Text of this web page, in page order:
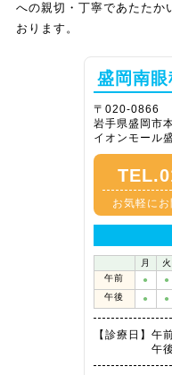
への親切・丁寧であたたか
おります。
盛岡南眼
〒020-0866
岩手県盛岡市
イオンモール
お気軽にお
月 火
午前
● ●
午後
● ●
【診療日】 午
午